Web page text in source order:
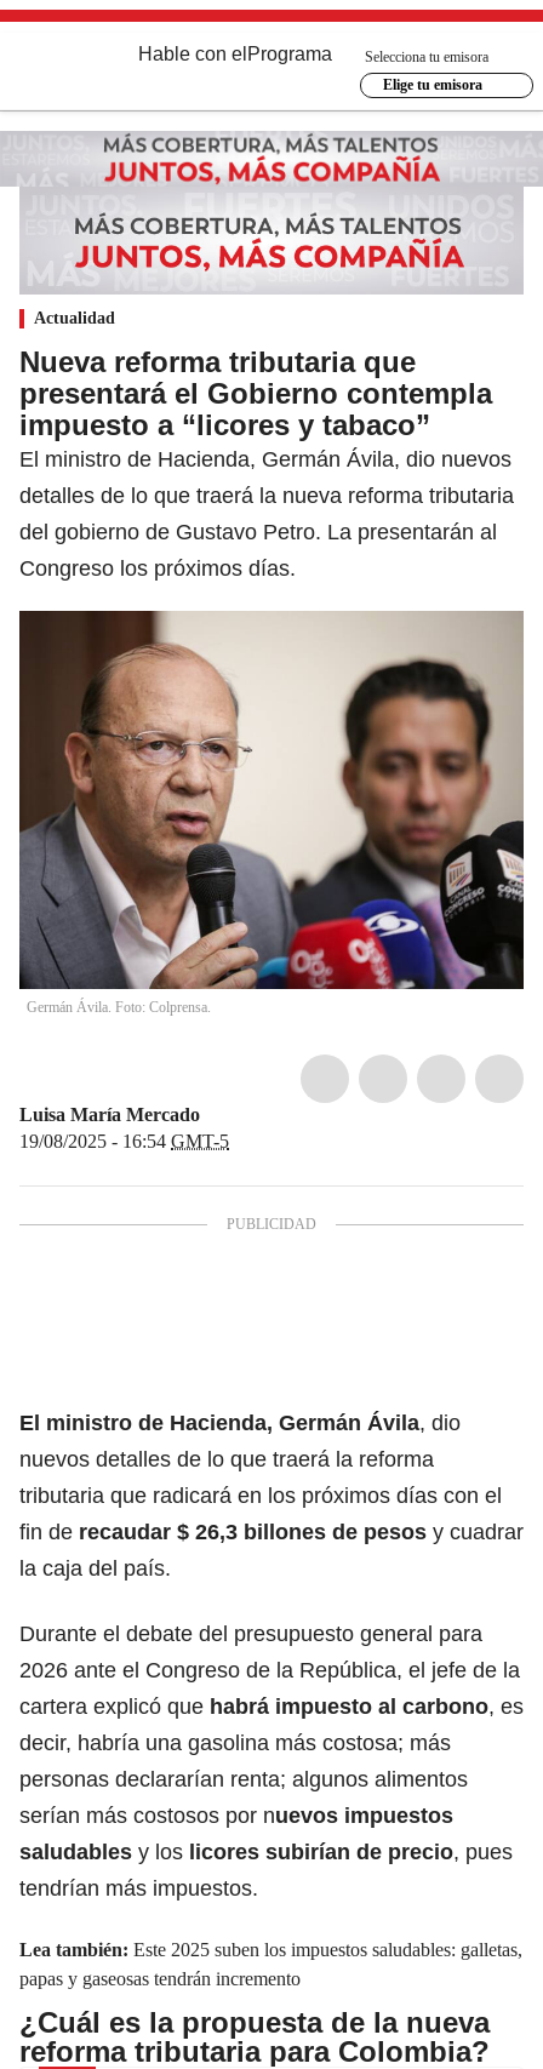
Hable con el Programa
Selecciona tu emisora
Elige tu emisora
Actualidad
Nueva reforma tributaria que
presentará el Gobierno contempla
impuesto a “licores y tabaco”
El ministro de Hacienda, Germán Ávila, dio nuevos
detalles de lo que traerá la nueva reforma tributaria
del gobierno de Gustavo Petro. La presentarán al
Congreso los próximos días.
Germán Ávila. Foto: Colprensa.
Luisa María Mercado
19/08/2025 - 16:54 GMT-5
El ministro de Hacienda, Germán Ávila, dio
nuevos detalles de lo que traerá la reforma
tributaria que radicará en los próximos días con el
fin de recaudar $ 26,3 billones de pesos y cuadrar
la caja del país.
Durante el debate del presupuesto general para
2026 ante el Congreso de la República, el jefe de la
cartera explicó que habrá impuesto al carbono, es
decir, habría una gasolina más costosa; más
personas declararían renta; algunos alimentos
serían más costosos por nuevos impuestos
saludables y los licores subirían de precio, pues
tendrían más impuestos.
Lea también: Este 2025 suben los impuestos saludables: galletas,
papas y gaseosas tendrán incremento
¿Cuál es la propuesta de la nueva
reforma tributaria para Colombia?